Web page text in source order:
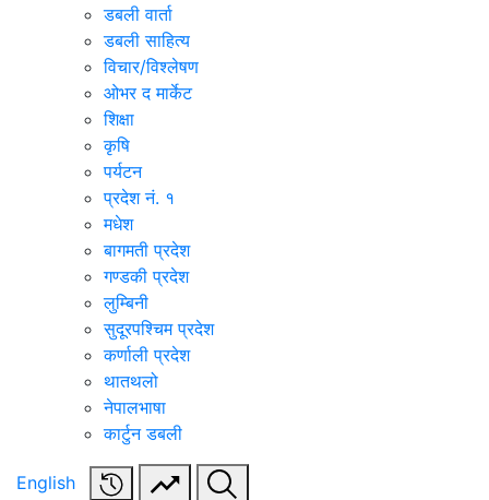
डबली वार्ता
डबली साहित्य
विचार/विश्‍लेषण
ओभर द मार्केट
शिक्षा
कृषि
पर्यटन
प्रदेश नं. १
मधेश
बागमती प्रदेश
गण्डकी प्रदेश
लुम्बिनी
सुदूरपश्चिम प्रदेश
कर्णाली प्रदेश
थातथलो
नेपालभाषा
कार्टुन डबली
English